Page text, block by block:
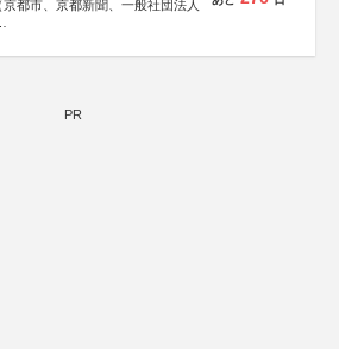
都市、京都新聞、一般社団法人
社、幻冬舎、講談社、光文社、
PR